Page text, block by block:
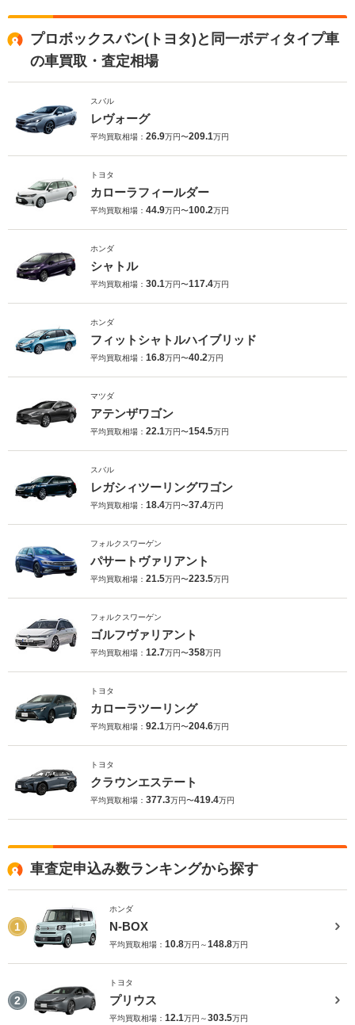
プロボックスバン(トヨタ)と同一ボディタイプ車
の車買取・査定相場
スバル
レヴォーグ
平均買取相場： 26.9万円〜209.1万円
トヨタ
カローラフィールダー
平均買取相場： 44.9万円〜100.2万円
ホンダ
シャトル
平均買取相場： 30.1万円〜117.4万円
ホンダ
フィットシャトルハイブリッド
平均買取相場： 16.8万円〜40.2万円
マツダ
アテンザワゴン
平均買取相場： 22.1万円〜154.5万円
スバル
レガシィツーリングワゴン
平均買取相場： 18.4万円〜37.4万円
フォルクスワーゲン
パサートヴァリアント
平均買取相場： 21.5万円〜223.5万円
フォルクスワーゲン
ゴルフヴァリアント
平均買取相場： 12.7万円〜358万円
トヨタ
カローラツーリング
平均買取相場： 92.1万円〜204.6万円
トヨタ
クラウンエステート
平均買取相場： 377.3万円〜419.4万円
車査定申込み数ランキングから探す
1
ホンダ
N-BOX
平均買取相場： 10.8万円～148.8万円
2
トヨタ
プリウス
平均買取相場： 12.1万円～303.5万円